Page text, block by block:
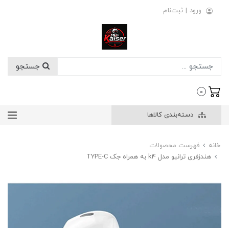
ورود | ثبت‌نام
0
دسته‌بندی کالاها
خانه
فهرست محصولات
هندزفری ترانیو مدل k4 به همراه جک TYPE-C